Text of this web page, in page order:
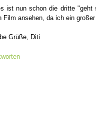
ist nun schon die dritte "geht
Film ansehen, da ich ein
Grüße, Diti